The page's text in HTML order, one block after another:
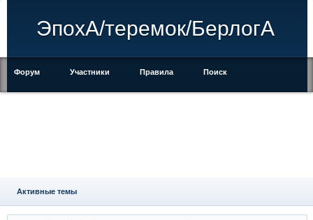
ЭпохА/теремок/БерлогА
Форум Участники Правила Поиск
Активные темы